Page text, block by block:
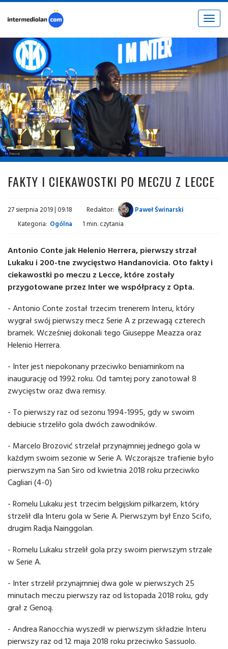
Toggle
fot. © inter.it
FAKTY I CIEKAWOSTKI PO MECZU Z LECCE
27 sierpnia 2019 | 09:18 Redaktor:
Paweł Świnarski
Kategoria: Ogólna 1 min. czytania
Antonio Conte jak Helenio Herrera, pierwszy strzał
Lukaku i 200-tne zwycięstwo Handanovicia. Oto fakty i
ciekawostki po meczu z Lecce, które zostały
przygotowane przez Inter we współpracy z Opta.
- Antonio Conte został trzecim trenerem Interu, który
wygrał swój pierwszy mecz Serie A z przewagą czterech
bramek. Wcześniej dokonali tego Giuseppe Meazza oraz
Helenio Herrera.
- Inter jest niepokonany przeciwko beniaminkom na
inaugurację od 1992 roku. Od tamtej pory zanotował 8
zwycięstw oraz dwa remisy.
- To pierwszy raz od sezonu 1994-1995, gdy w swoim
debiucie strzeliło gola dwóch zawodników.
- Marcelo Brozović strzelał przynajmniej jednego gola w
każdym swoim sezonie w Serie A. Wczorajsze trafienie było
pierwszym na San Siro od kwietnia 2018 roku przeciwko
Cagliari (4-0)
- Romelu Lukaku jest trzecim belgijskim piłkarzem, który
strzelił dla Interu gola w Serie A. Pierwszym był Enzo Scifo,
drugim Radja Nainggolan.
- Romelu Lukaku strzelił gola przy swoim pierwszym strzale
w Serie A.
- Inter strzelił przynajmniej dwa gole w pierwszych 25
minutach meczu pierwszy raz od listopada 2018 roku, gdy
grał z Genoą.
- Andrea Ranocchia wyszedł w pierwszym składzie Interu
pierwszy raz od 12 maja 2018 roku przeciwko Sassuolo.